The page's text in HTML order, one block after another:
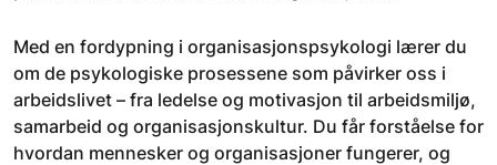
Med en fordypning i organisasjonspsykologi lærer du
om de psykologiske prosessene som påvirker oss i
arbeidslivet – fra ledelse og motivasjon til arbeidsmiljø,
samarbeid og organisasjonskultur. Du får forståelse for
hvordan mennesker og organisasjoner fungerer, og